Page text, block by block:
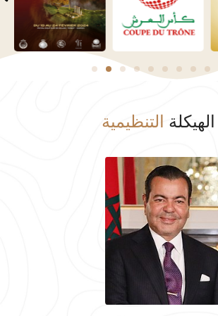
الهيكلة التنظيمية